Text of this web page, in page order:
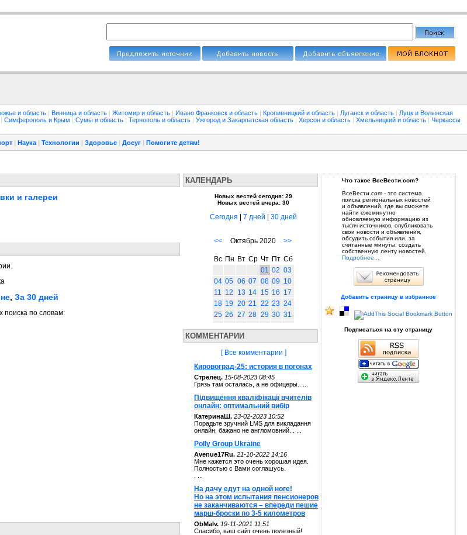
и область | Винница и область | Житомир и область | Ивано Франковск и область | Кропивницкий и область | Луганск и область | Луцк и Волынская
| Симферополь и Крым | Сумы и область | Тернополь и область | Ужгород и Закарпатская область | Херсон и область | Хмельницкий и область | Черкассы
| Наука | Технологии | Здоровье | Досуг | Помогите детям!
и галереи
, За 30 дней
поиска по словам:
КАЛЕНДАРЬ
Новых вестей сегодня: 29
Новых вестей вчера: 30
Сегодня 7 дней 30 дней
<< Октябрь 2020 >>
Вс Пн Вт Ср Чт Пт Сб
01 02 03
04 05 06 07 08 09 10
11 12 13 14 15 16 17
18 19 20 21 22 23 24
25 26 27 28 29 30 31
КОММЕНТАРИИ
[ Все комментарии ]
Кировоград-25: история в погонах
Стрелец. 15-08-2023 08:45
Грязь там осталась, а не офицеры.. ...
Підвищення кваліфікації вчителів
онлайн: оптимальний вибір
КатеринаШ. 23-02-2023 10:52
Порадьте зручний LMS для викладання
онлайн, бажано не англомовний. . ...
Polly Group Ukraine
Avenue17Ru. 21-10-2022 14:16
Мне кажется это очень хорошая идея.
Полностью с Вами соглашусь.
На дачу едут на одной ноге!
Но на этом испытания пенсионеров
не заканчиваются – впереди пешие
марш-броски по 3-5 километров
ОbMalv. 19-11-2021 11:51
Спасибо, ваш сайт очень полезный!
Что такое ВсеВести.com?
ВсеВести.com - это система
поиска региональных новостей
и объявлений, где вы сможете
найти ежеминутно
обновляемую информацию из
тысяч источников, опубликовать
свои новости и объявления,
обсудить события или, за
считанные минуты, создать
собственную ленту новостей.
Подробнее...
Добавить страницу в избранное
Подписаться на эту страницу